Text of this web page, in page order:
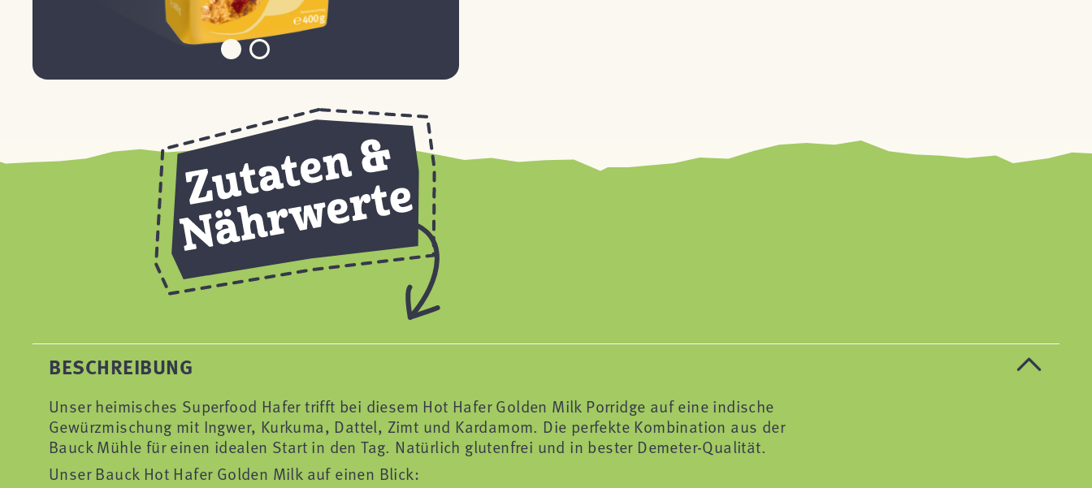
BESCHREIBUNG
Unser heimisches Superfood Hafer trifft bei diesem Hot Hafer Golden Milk Porridge auf eine indische
Gewürzmischung mit Ingwer, Kurkuma, Dattel, Zimt und Kardamom. Die perfekte Kombination aus der
Bauck Mühle für einen idealen Start in den Tag. Natürlich glutenfrei und in bester Demeter-Qualität.
Unser Bauck Hot Hafer Golden Milk auf einen Blick: